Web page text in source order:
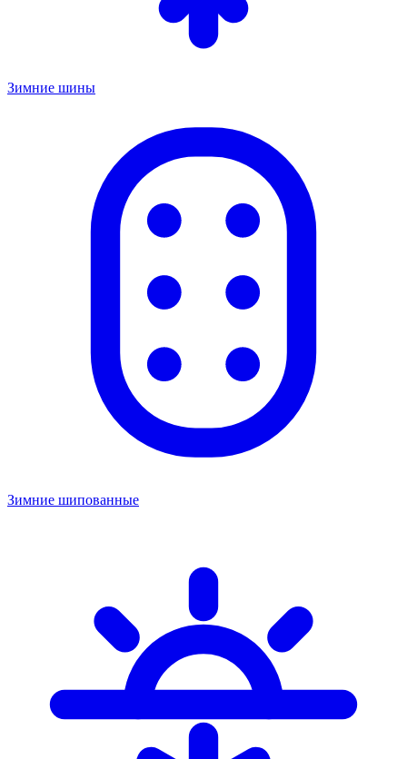
Зимние шины
Зимние шипованные